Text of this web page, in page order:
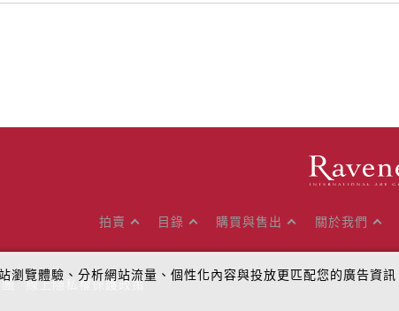
拍賣 目錄 購買與售出 關於我們
線上隱私權保護政策
瀏覽體驗、分析網站流量、個性化內容與投放更匹配您的廣告資